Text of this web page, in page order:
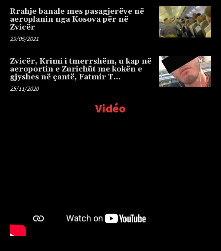
Rrahje banale mes pasagjerëve në
aeroplanin nga Kosova për në
Zvicër
29/05/2021
Zvicër, Krimi i tmerrshëm, u kap në
aeroportin e Zurichüt me kokën e
gjyshes në çantë, Fatmir T…
25/11/2020
Vidéo